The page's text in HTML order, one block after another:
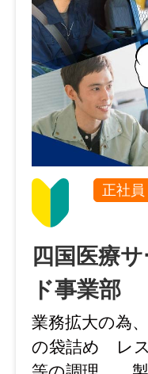
その他手当あ
休日手当)
加入保険等
社会保険完備
マイカー通勤
可
時間外
月平均：60時
特記事項
・受動喫煙防
免許・資格
必須：中型自
けん引免許、
就業時間
8:00～17:00
※現場の進捗
【月平均所定
休憩時間
60分
就業日
会社カレンダ
正社員
四国医療
ド事業部
業務拡大の為
の袋詰め レス